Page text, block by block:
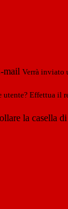
mail Verrà inviato
utente? Effettua il
la casella